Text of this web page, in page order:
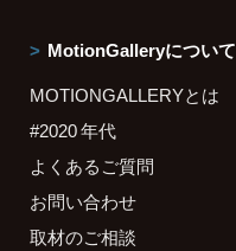
MotionGalleryについて
MOTIONGALLERYとは
#2020 年代
よくあるご質問
お問い合わせ
取材のご相談